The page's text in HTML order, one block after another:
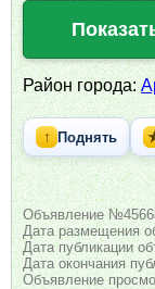
Район города:
↑ Поднять
Объявление
Дата размещения
Дата публикации
Дата окончания
Объявление